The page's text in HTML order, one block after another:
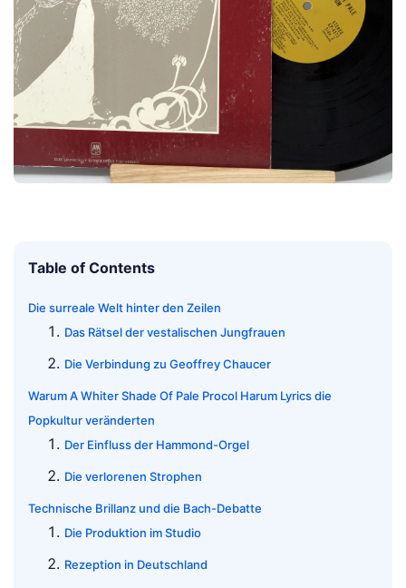
Table of Contents
Die surreale Welt hinter den Zeilen
Das Rätsel der vestalischen Jungfrauen
Die Verbindung zu Geoffrey Chaucer
Warum A Whiter Shade Of Pale Procol Harum Lyrics die
Popkultur veränderten
Der Einfluss der Hammond-Orgel
Die verlorenen Strophen
Technische Brillanz und die Bach-Debatte
Die Produktion im Studio
Rezeption in Deutschland